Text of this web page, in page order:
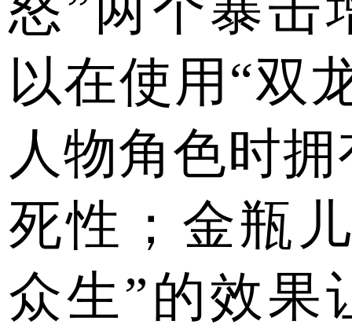
以在使用“双
人物角色时
死性；金瓶
众生”的效果